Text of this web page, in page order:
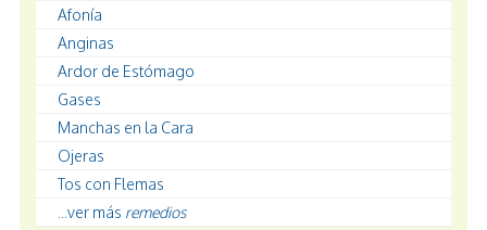
Afonía
Anginas
Ardor de Estómago
Gases
Manchas en la Cara
Ojeras
Tos con Flemas
...ver más remedios